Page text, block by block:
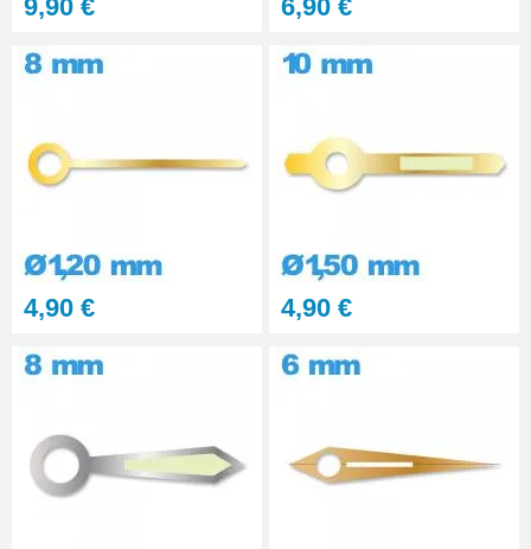
9,90 € 6,90 €
4,90 € 4,90 €